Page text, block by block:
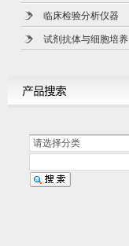
请选择分类
临床检验分析仪器
试剂抗体与细胞培养